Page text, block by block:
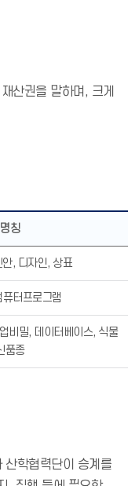
산권을 말하며, 크게
명칭
, 디자인, 상표
터프로그램
비밀, 데이터베이스, 식물
품종
산학협력단이 승계를